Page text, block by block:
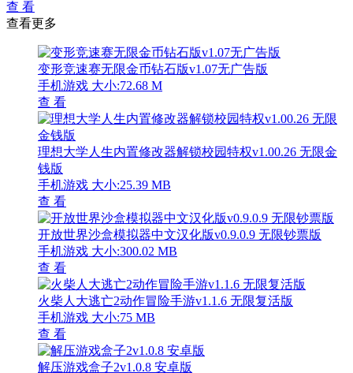
查 看
查看更多
变形竞速赛无限金币钻石版v1.07无广告版
手机游戏 大小:72.68 M
查 看
理想大学人生内置修改器解锁校园特权v1.00.26 无限金
钱版
手机游戏 大小:25.39 MB
查 看
开放世界沙盒模拟器中文汉化版v0.9.0.9 无限钞票版
手机游戏 大小:300.02 MB
查 看
火柴人大逃亡2动作冒险手游v1.1.6 无限复活版
手机游戏 大小:75 MB
查 看
解压游戏盒子2v1.0.8 安卓版